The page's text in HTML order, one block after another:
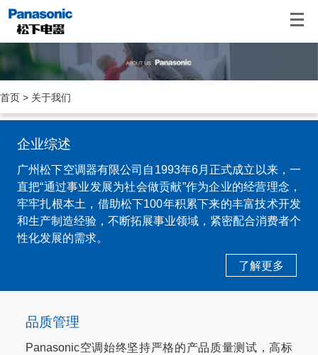
首页 > 关于我们
企业综述
广州松下空调器有限公司自1993年6月正式成立以来，一
直把“通过事业发展为社会做贡献”作为企业的经营理念，
牢牢扎根本土，借助松下100年积累下来的丰富技术开发
和生产制造经验，不断拓展事业领域，紧密配合消费者个
性化发展的需求。
了解更多
品质管理
Panasonic空调始终坚持严格的产品质量测试，高标